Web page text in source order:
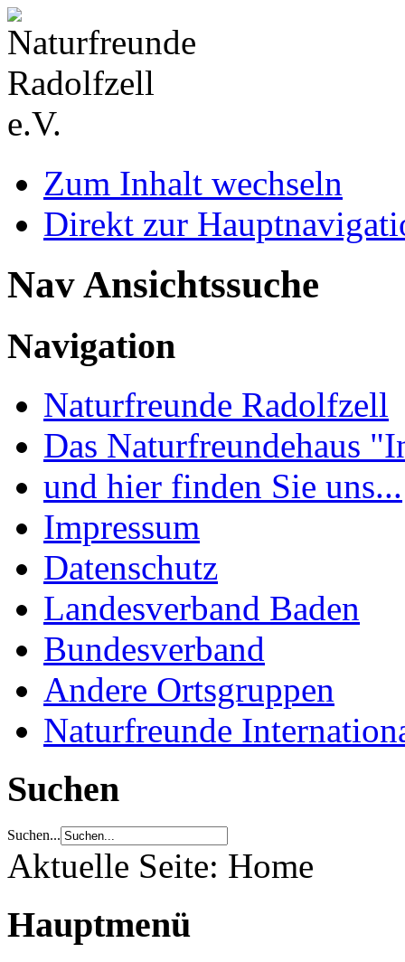
Zum Inhalt wechseln
Direkt zur
Nav Ansichtssuche
Navigation
Naturfreunde Radolfzell
Das Naturfreundehaus
und hier finden Sie uns...
Impressum
Datenschutz
Landesverband Baden
Bundesverband
Andere Ortsgruppen
Naturfreunde
Suchen
Suchen...
Aktuelle Seite: Home
Hauptmenü